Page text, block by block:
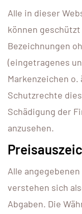
Alle in dieser
können
Bezeichnungen
(eingetragenes
Markenzeichen
Schutzrechte
Schädigung der
anzusehen.
Alle
verstehen sich
Abgaben. Die